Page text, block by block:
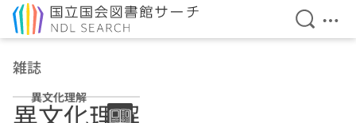
検索を
メ
雑誌
異文化理解
異文化理解